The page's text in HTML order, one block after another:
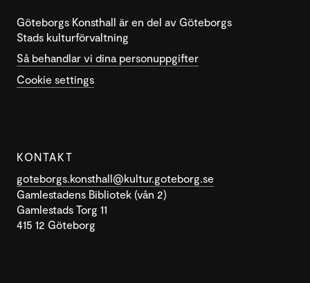
Göteborgs Konsthall är en del av Göteborgs
Stads kulturförvaltning
Så behandlar vi dina personuppgifter
Cookie settings
KONTAKT
goteborgs.konsthall@kultur.goteborg.se
Gamlestadens Bibliotek (vån 2)
Gamlestads Torg 11
415 12 Göteborg